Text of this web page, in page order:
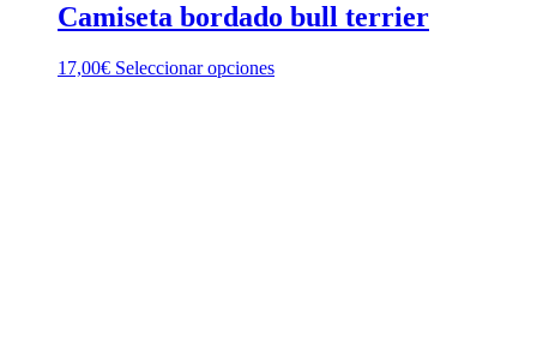
Camiseta bordado bull terrier
17,00€ Seleccionar opcionesEste